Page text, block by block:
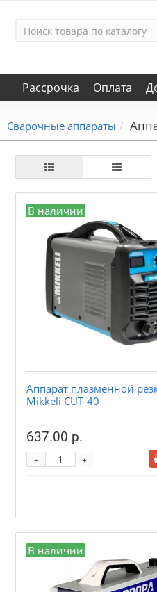
Рассрочка Оплата
Сварочные аппараты
В наличии
Аппарат плазменной
Mikkeli CUT-40
637.00 р.
+
-
В наличии